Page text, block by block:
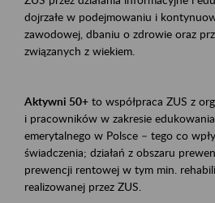
dojrzałe w podejmowaniu i
zawodowej, dbaniu o zdrowie oraz
związanych z wiekiem.
Aktywni 50+ to współpraca ZUS z
i pracowników w zakresie
emerytalnego w Polsce – tego co
świadczenia; działań z obszaru
prewencji rentowej w tym min.
realizowanej przez ZUS.